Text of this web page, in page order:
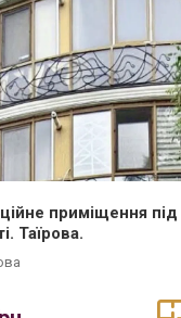
приміщення
Таїрова.